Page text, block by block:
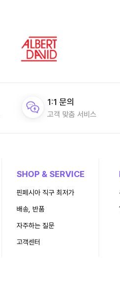
1:1 문의
고객 맞춤 서비스
SHOP & SERVICE
핀페시아 직구 최저가
배송, 반품
자주하는 질문
고객센터